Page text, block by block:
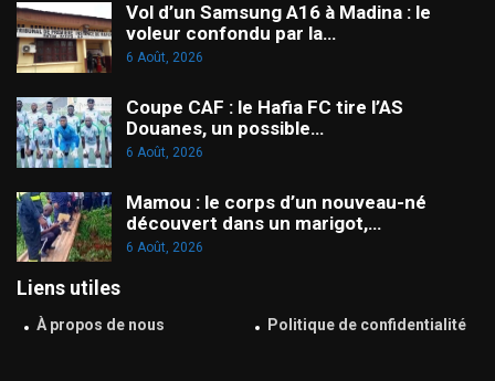
Vol d’un Samsung A16 à Madina : le
voleur confondu par la…
6 Août, 2026
Coupe CAF : le Hafia FC tire l’AS
Douanes, un possible…
6 Août, 2026
Mamou : le corps d’un nouveau-né
découvert dans un marigot,…
6 Août, 2026
Liens utiles
À propos de nous Politique de confidentialité